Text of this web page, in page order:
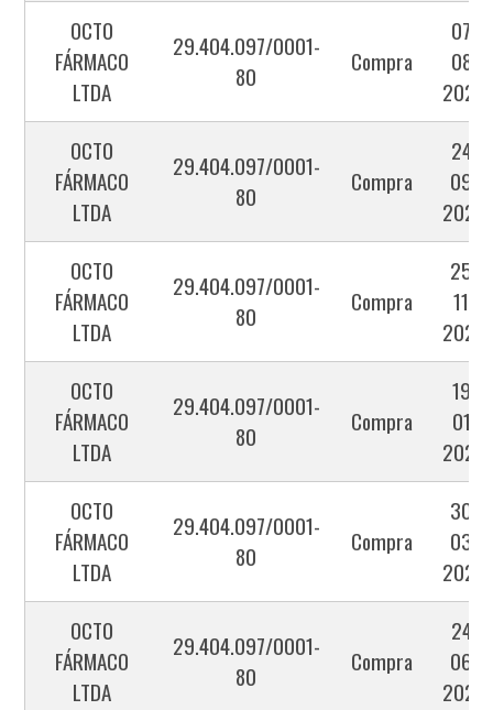
OCTO
FÁRMACO
LTDA
29.404.097/0001-
80
Compra
07-
08-
2025
OCTO
FÁRMACO
LTDA
29.404.097/0001-
80
Compra
24-
09-
2025
OCTO
FÁRMACO
LTDA
29.404.097/0001-
80
Compra
25-
11-
2025
OCTO
FÁRMACO
LTDA
29.404.097/0001-
80
Compra
19-
01-
2026
OCTO
FÁRMACO
LTDA
29.404.097/0001-
80
Compra
30-
03-
2026
OCTO
FÁRMACO
LTDA
29.404.097/0001-
80
Compra
24-
06-
2026